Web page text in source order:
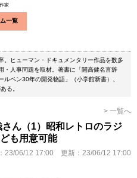
家
一覧
。ヒューマン・ドキュメンタリー作品を数多
・人事問題を取材。著書に「開高健名言辞
ペン30年の開発物語」（小学館新書）、
る。
> 一覧へ
ん（1）昭和レトロのラジ
も用意可能
23/06/12 17:00 更新： 23/06/12 17:00